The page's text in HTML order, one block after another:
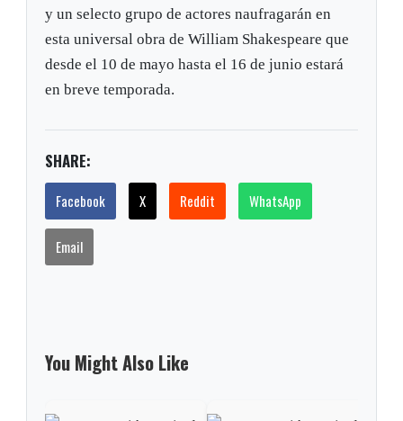
y un selecto grupo de actores naufragarán en
esta universal obra de William Shakespeare que
desde el 10 de mayo hasta el 16 de junio estará
en breve temporada.
SHARE:
Facebook X Reddit WhatsApp
Email
You Might Also Like